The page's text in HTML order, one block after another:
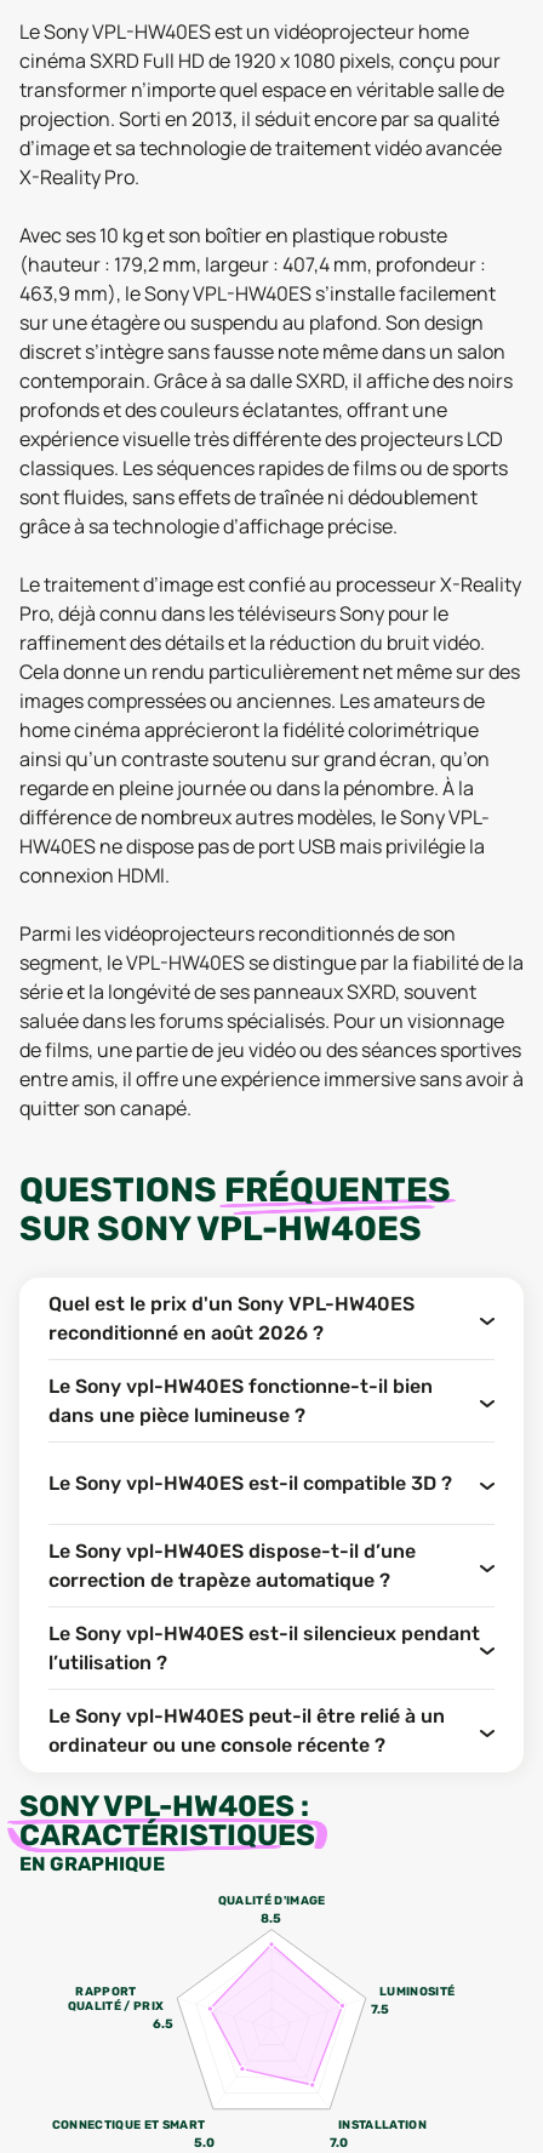
Le Sony VPL-HW40ES est un vidéoprojecteur home
cinéma SXRD Full HD de 1920 x 1080 pixels, conçu pour
transformer n’importe quel espace en véritable salle de
projection. Sorti en 2013, il séduit encore par sa qualité
d’image et sa technologie de traitement vidéo avancée
X-Reality Pro.
Avec ses 10 kg et son boîtier en plastique robuste
(hauteur : 179,2 mm, largeur : 407,4 mm, profondeur :
463,9 mm), le Sony VPL-HW40ES s’installe facilement
sur une étagère ou suspendu au plafond. Son design
discret s’intègre sans fausse note même dans un salon
contemporain. Grâce à sa dalle SXRD, il affiche des noirs
profonds et des couleurs éclatantes, offrant une
expérience visuelle très différente des projecteurs LCD
classiques. Les séquences rapides de films ou de sports
sont fluides, sans effets de traînée ni dédoublement
grâce à sa technologie d’affichage précise.
Le traitement d’image est confié au processeur X-Reality
Pro, déjà connu dans les téléviseurs Sony pour le
raffinement des détails et la réduction du bruit vidéo.
Cela donne un rendu particulièrement net même sur des
images compressées ou anciennes. Les amateurs de
home cinéma apprécieront la fidélité colorimétrique
ainsi qu’un contraste soutenu sur grand écran, qu’on
regarde en pleine journée ou dans la pénombre. À la
différence de nombreux autres modèles, le Sony VPL-
HW40ES ne dispose pas de port USB mais privilégie la
connexion HDMI.
Parmi les vidéoprojecteurs reconditionnés de son
segment, le VPL-HW40ES se distingue par la fiabilité de la
série et la longévité de ses panneaux SXRD, souvent
saluée dans les forums spécialisés. Pour un visionnage
de films, une partie de jeu vidéo ou des séances sportives
entre amis, il offre une expérience immersive sans avoir à
quitter son canapé.
QUESTIONS FRÉQUENTES
SURSONY VPL-HW40ES
Quel est le prix d'un Sony VPL-HW40ES
reconditionné en août 2026 ?
Le Sony vpl-HW40ES fonctionne-t-il bien
dans une pièce lumineuse ?
Le Sony vpl-HW40ES est-il compatible 3D ?
Le Sony vpl-HW40ES dispose-t-il d’une
correction de trapèze automatique ?
Le Sony vpl-HW40ES est-il silencieux pendant
l’utilisation ?
Le Sony vpl-HW40ES peut-il être relié à un
ordinateur ou une console récente ?
SONY VPL-HW40ES :
CARACTÉRISTIQUES
EN GRAPHIQUE
QUALITÉ D'IMAGE
8.5
LUMINOSITÉ
7.5
INSTALLATION
7.0
CONNECTIQUE ET SMART
5.0
RAPPORT
QUALITÉ / PRIX
6.5